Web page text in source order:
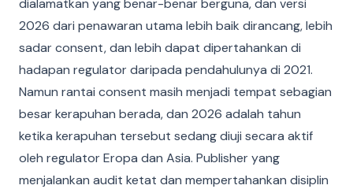
dialamatkan yang benar-benar berguna, dan versi
2026 dari penawaran utama lebih baik dirancang, lebih
sadar consent, dan lebih dapat dipertahankan di
hadapan regulator daripada pendahulunya di 2021.
Namun rantai consent masih menjadi tempat sebagian
besar kerapuhan berada, dan 2026 adalah tahun
ketika kerapuhan tersebut sedang diuji secara aktif
oleh regulator Eropa dan Asia. Publisher yang
menjalankan audit ketat dan mempertahankan disiplin